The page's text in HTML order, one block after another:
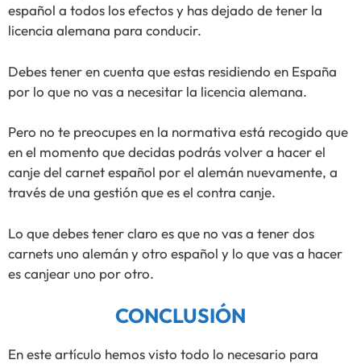
español a todos los efectos y has dejado de tener la
licencia alemana para conducir.
Debes tener en cuenta que estas residiendo en España
por lo que no vas a necesitar la licencia alemana.
Pero no te preocupes en la normativa está recogido que
en el momento que decidas podrás volver a hacer el
canje del carnet español por el alemán nuevamente, a
través de una gestión que es el contra canje.
Lo que debes tener claro es que no vas a tener dos
carnets uno alemán y otro español y lo que vas a hacer
es canjear uno por otro.
CONCLUSIÓN
En este artículo hemos visto todo lo necesario para